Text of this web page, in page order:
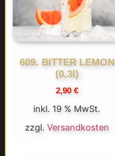
609. BITTER LEMON
(0,3l)
2,90 €
inkl. 19 % MwSt.
zzgl. Versandkosten